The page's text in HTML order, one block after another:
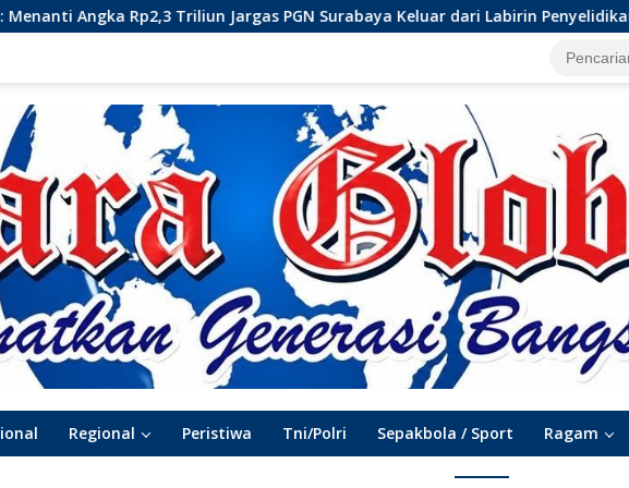
PGN Surabaya Keluar dari Labirin Penyelidikan Dinamika Baru
Regional Peristiwa Tni/Polri Sepakbola / Sport Ragam